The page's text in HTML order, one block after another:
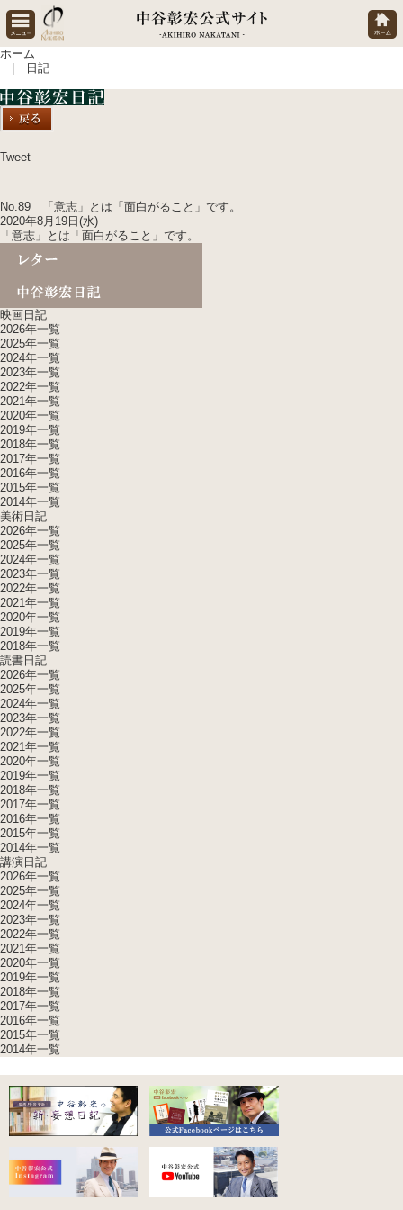
ホーム
| 日記
Tweet
No.89 「意志」とは「面白がること」です。
2020年8月19日(水)
「意志」とは「面白がること」です。
映画日記
2026年一覧
2025年一覧
2024年一覧
2023年一覧
2022年一覧
2021年一覧
2020年一覧
2019年一覧
2018年一覧
2017年一覧
2016年一覧
2015年一覧
2014年一覧
美術日記
2026年一覧
2025年一覧
2024年一覧
2023年一覧
2022年一覧
2021年一覧
2020年一覧
2019年一覧
2018年一覧
読書日記
2026年一覧
2025年一覧
2024年一覧
2023年一覧
2022年一覧
2021年一覧
2020年一覧
2019年一覧
2018年一覧
2017年一覧
2016年一覧
2015年一覧
2014年一覧
講演日記
2026年一覧
2025年一覧
2024年一覧
2023年一覧
2022年一覧
2021年一覧
2020年一覧
2019年一覧
2018年一覧
2017年一覧
2016年一覧
2015年一覧
2014年一覧